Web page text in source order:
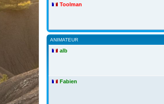
Toolman
ANIMATEUR
alb
Fabien